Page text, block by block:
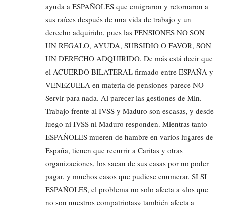
ayuda a ESPAÑOLES que emigraron y retornaron a
sus raíces después de una vida de trabajo y un
derecho adquirido, pues las PENSIONES NO SON
UN REGALO, AYUDA, SUBSIDIO O FAVOR, SON
UN DERECHO ADQUIRIDO. De más está decir que
el ACUERDO BILATERAL firmado entre ESPAÑA y
VENEZUELA en materia de pensiones parece NO
Servir para nada. Al parecer las gestiones de Min.
Trabajo frente al IVSS y Maduro son escasas, y desde
luego ni IVSS ni Maduro responden. Mientras tanto
ESPAÑOLES mueren de hambre en varios lugares de
España, tienen que recurrir a Caritas y otras
organizaciones, los sacan de sus casas por no poder
pagar, y muchos casos que pudiese enumerar. SI SI
ESPAÑOLES, el problema no solo afecta a «los que
no son nuestros compatriotas» también afecta a